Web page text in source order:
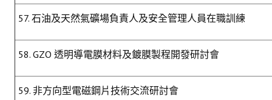
57. 石油及天然氣礦場負責人及安全管理人員在職訓練
58. GZO 透明導電膜材料及鍍膜製程開發研討會
59. 非方向型電磁鋼片技術交流研討會